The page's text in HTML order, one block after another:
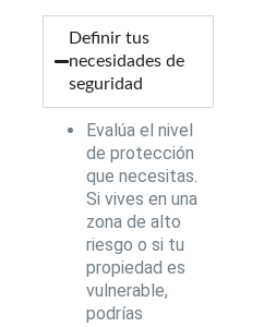
Definir tus
necesidades de
seguridad
Evalúa el nivel
de protección
que necesitas.
Si vives en una
zona de alto
riesgo o si tu
propiedad es
vulnerable,
podrías